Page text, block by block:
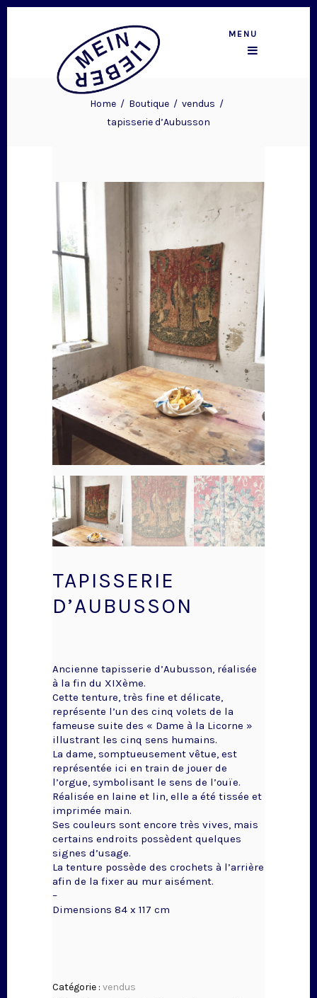
MENU
Home/ Boutique/ vendus /
tapisserie d’Aubusson
TAPISSERIE
D’AUBUSSON
Ancienne tapisserie d’Aubusson, réalisée
à la fin du XIXème.
Cette tenture, très fine et délicate,
représente l’un des cinq volets de la
fameuse suite des « Dame à la Licorne »
illustrant les cinq sens humains.
La dame, somptueusement vêtue, est
représentée ici en train de jouer de
l’orgue, symbolisant le sens de l’ouïe.
Réalisée en laine et lin, elle a été tissée et
imprimée main.
Ses couleurs sont encore très vives, mais
certains endroits possèdent quelques
signes d’usage.
La tenture possède des crochets à l’arrière
afin de la fixer au mur aisément.
–
Dimensions 84 x 117 cm
Catégorie : vendus